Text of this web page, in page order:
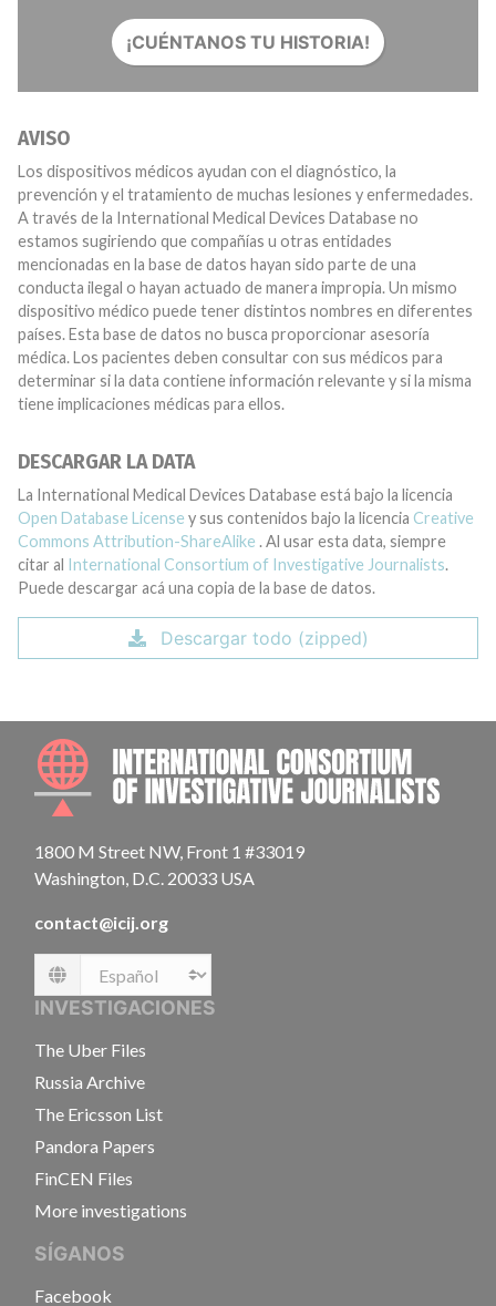
¡CUÉNTANOS TU HISTORIA!
AVISO
Los dispositivos médicos ayudan con el diagnóstico, la
prevención y el tratamiento de muchas lesiones y enfermedades.
A través de la International Medical Devices Database no
estamos sugiriendo que compañías u otras entidades
mencionadas en la base de datos hayan sido parte de una
conducta ilegal o hayan actuado de manera impropia. Un mismo
dispositivo médico puede tener distintos nombres en diferentes
países. Esta base de datos no busca proporcionar asesoría
médica. Los pacientes deben consultar con sus médicos para
determinar si la data contiene información relevante y si la misma
tiene implicaciones médicas para ellos.
DESCARGAR LA DATA
La International Medical Devices Database está bajo la licencia
Open Database License y sus contenidos bajo la licencia Creative
Commons Attribution-ShareAlike . Al usar esta data, siempre
citar al International Consortium of Investigative Journalists.
Puede descargar acá una copia de la base de datos.
Descargar todo (zipped)
1800 M Street NW, Front 1 #33019
Washington, D.C. 20033 USA
contact@icij.org
Language
INVESTIGACIONES
The Uber Files
Russia Archive
The Ericsson List
Pandora Papers
FinCEN Files
More investigations
SÍGANOS
Facebook